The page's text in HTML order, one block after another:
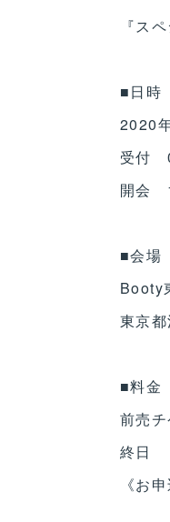
『ス
■日時
2020
受付
開会
■会場
Booty
東京
■料金
前売チ
終日
《お